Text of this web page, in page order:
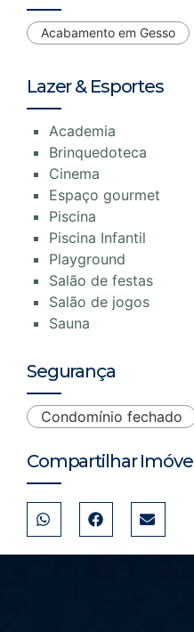
Acabamento em Gesso
Lazer & Esportes
Academia
Brinquedoteca
Cinema
Espaço gourmet
Piscina
Piscina Infantil
Playground
Salão de festas
Salão de jogos
Sauna
Segurança
Condomínio fechado
Compartilhar Imóvel